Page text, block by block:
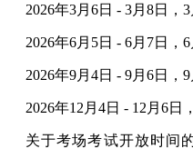
2026年3月6日 - 3月8日， 3
2026年6月5日 - 6月7日，6
2026年9月4日 - 9月6日，9
2026年12月4日 - 12月6日
关于考场考试开放时间